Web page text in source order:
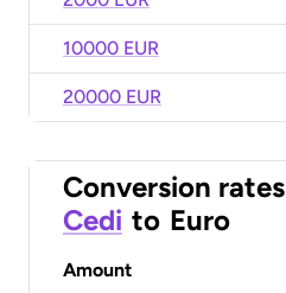
10000 EUR
20000 EUR
Conversion rates
Cedi to Euro
Amount